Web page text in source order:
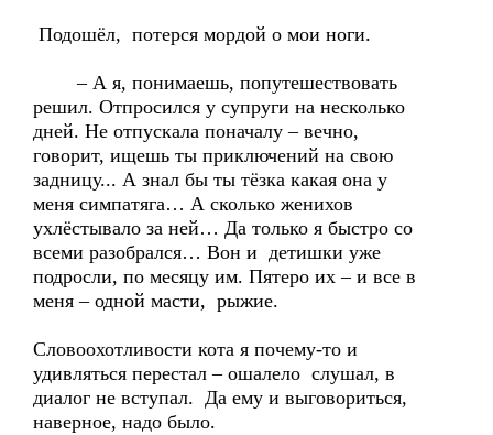
Подошёл, потерся мордой о мои ноги.
– А я, понимаешь, попутешествовать
решил. Отпросился у супруги на несколько
дней. Не отпускала поначалу – вечно,
говорит, ищешь ты приключений на свою
задницу... А знал бы ты тёзка какая она у
меня симпатяга… А сколько женихов
ухлёстывало за ней… Да только я быстро со
всеми разобрался… Вон и детишки уже
подросли, по месяцу им. Пятеро их – и все в
меня – одной масти, рыжие.
Словоохотливости кота я почему-то и
удивляться перестал – ошалело слушал, в
диалог не вступал. Да ему и выговориться,
наверное, надо было.